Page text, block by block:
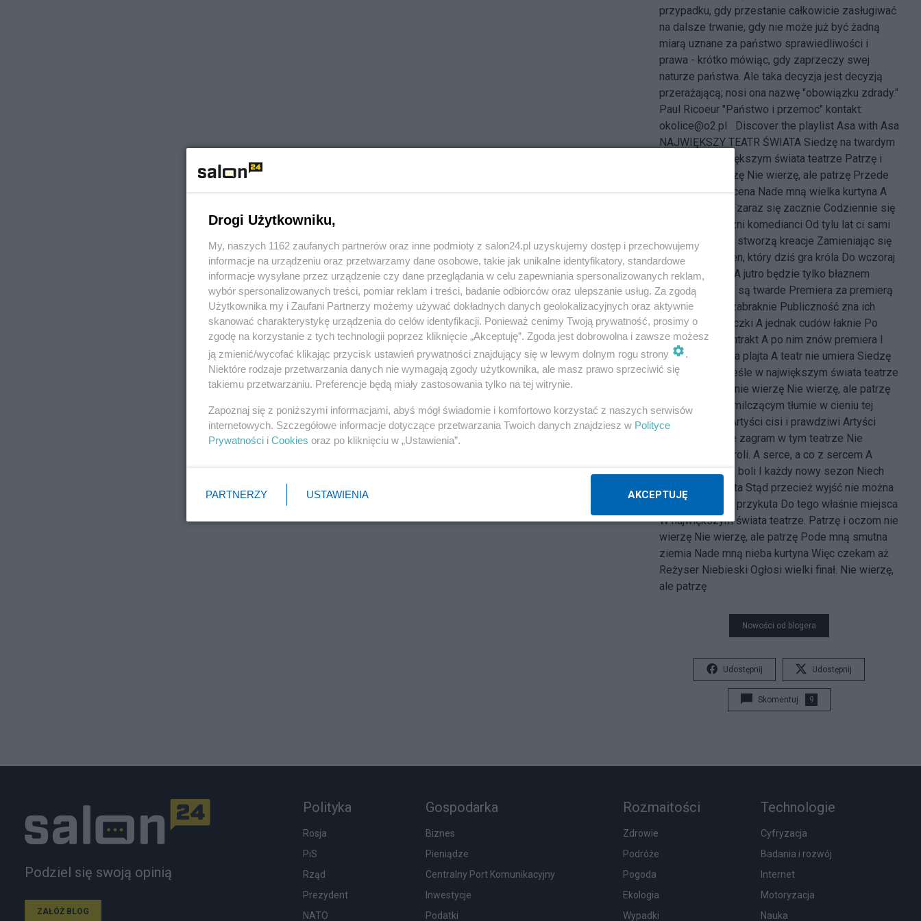
przypadku, gdy przestanie całkowicie zasługiwać
na dalsze trwanie, gdy nie może już być żadną
miarą uznane za państwo sprawiedliwości i
prawa - krótko mówiąc, gdy zaprzeczy swej
naturze państwa. Ale taka decyzja jest decyzją
przerażającą; nosi ona nazwę "obowiązku zdrady."
Paul Ricoeur "Państwo i przemoc" kontakt:
okolice@o2.pl
Discover the playlist Asa with Asa
NAJWIĘKSZY TEATR ŚWIATA Siedzę na twardym
krześle W największym świata teatrze Patrzę i
oczom nie wierzę Nie wierzę, ale patrzę Przede
mną mroczna scena Nade mną wielka kurtyna A
przedstawienie zaraz się zacznie Codziennie się
zaczyna Tragiczni komedianci Od tylu lat ci sami
Niepowtarzalne stworzą kreacje Zamieniając się
znowu rolami Ten, który dziś gra króla Do wczoraj
nosił halabardę A jutro będzie tylko błaznem
Prawa tej sceny są twarde Premiera za premierą
Pomysłów nie zabraknie Publiczność zna ich
wszystkie sztuczki A jednak cudów łaknie Po
każdej plajcie antrakt A po nim znów premiera I
jeszcze większa plajta A teatr nie umiera Siedzę
na twardym krześle w największym świata teatrze
Patrzę i oczom nie wierzę Nie wierzę, ale patrzę
A obok mnie w milczącym tłumie w cieniu tej
wielkiej sceny Artyści cisi i prawdziwi Artyści
niespełnieni Nie zagram w tym teatrze Nie
przyjmę żadnej roli. A serce, a co z sercem A
niech tam sobie boli I każdy nowy sezon Niech
będzie jak pokuta Stąd przecież wyjść nie można
Więc siedzę jak przykuta Do tego właśnie miejsca
W największym świata teatrze. Patrzę i oczom nie
wierzę Nie wierzę, ale patrzę Pode mną smutna
ziemia Nade mną nieba kurtyna Więc czekam aż
Reżyser Niebieski Ogłosi wielki finał. Nie wierzę,
ale patrzę
Nowości od blogera
Udostępnij Udostępnij
Skomentuj 9
Podziel się swoją opinią
ZAŁÓŻ BLOG
Polityka
Rosja
PiS
Rząd
Prezydent
NATO
Gospodarka
Biznes
Pieniądze
Centralny Port Komunikacyjny
Inwestycje
Podatki
Rozmaitości
Zdrowie
Podróże
Pogoda
Ekologia
Wypadki
Technologie
Cyfryzacja
Badania i rozwój
Internet
Motoryzacja
Nauka
Drogi Użytkowniku,
My, naszych 1162 zaufanych partnerów oraz inne podmioty z salon24.pl uzyskujemy dostęp i przechowujemy
informacje na urządzeniu oraz przetwarzamy dane osobowe, takie jak unikalne identyfikatory, standardowe
informacje wysyłane przez urządzenie czy dane przeglądania w celu zapewniania spersonalizowanych reklam,
wybór spersonalizowanych treści, pomiar reklam i treści, badanie odbiorców oraz ulepszanie usług. Za zgodą
Użytkownika my i Zaufani Partnerzy możemy używać dokładnych danych geolokalizacyjnych oraz aktywnie
skanować charakterystykę urządzenia do celów identyfikacji. Ponieważ cenimy Twoją prywatność, prosimy o
zgodę na korzystanie z tych technologii poprzez kliknięcie „Akceptuję”. Zgoda jest dobrowolna i zawsze możesz
ją zmienić/wycofać klikając przycisk ustawień prywatności znajdujący się w lewym dolnym rogu strony
.
Niektóre rodzaje przetwarzania danych nie wymagają zgody użytkownika, ale masz prawo sprzeciwić się
takiemu przetwarzaniu. Preferencje będą miały zastosowania tylko na tej witrynie.
Zapoznaj się z poniższymi informacjami, abyś mógł świadomie i komfortowo korzystać z naszych serwisów
internetowych. Szczegółowe informacje dotyczące przetwarzania Twoich danych znajdziesz w Polityce
Prywatności i Cookies oraz po kliknięciu w „Ustawienia”.
PARTNERZY USTAWIENIA AKCEPTUJĘ